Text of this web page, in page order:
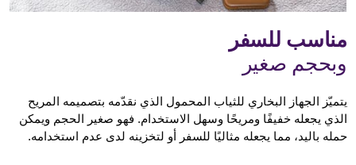
مناسب للسفر
وبحجم صغير
يتميّز الجهاز البخاري للثياب المحمول الذي نقدّمه بتصميمه المريح
الذي يجعله خفيفًا ومريحًا وسهل الاستخدام. فهو صغير الحجم ويمكن
حمله باليد، مما يجعله مثاليًا للسفر أو لتخزينه لدى عدم استخدامه.